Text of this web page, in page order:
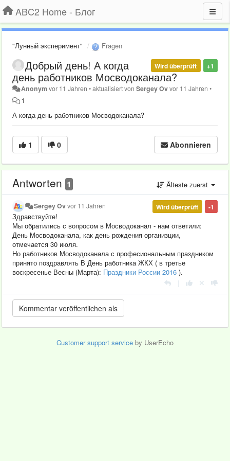
ABC2 Home - Блог
"Лунный эксперимент" Fragen
+1
Wird überprüft
Добрый день! А когда
день работников Мосводоканала?
Anonym vor 11 Jahren •aktualisiert vonSergey Ovvor 11 Jahren •
1
А когда день работников Мосводоканала?
1 0 Abonnieren
Antworten 1 Älteste zuerst
-1
Wird überprüft
Sergey Ovvor 11 Jahren
Здравствуйте!
Мы обратились с вопросом в Мосводоканал - нам ответили:
День Мосводоканала, как день рождения организции,
отмечается 30 июля.
Но работников Мосводоканала с професиональным праздником
принято поздравлять В День работника ЖКХ ( в третье
воскресенье Весны (Марта): Праздники России 2016 ).
Customer support service by UserEcho